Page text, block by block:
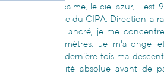
« La mer est calme, le ciel azur, il est
zodiaque jaune du CIPA. Direction la
fois le bateau ancré, je me
atteindre 75 mètres. Je m'allonge
visualiser une dernière fois ma
état de sérénité absolue avant de